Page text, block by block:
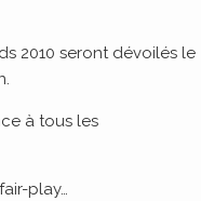
2010 seront dévoilés le
à tous les
play…